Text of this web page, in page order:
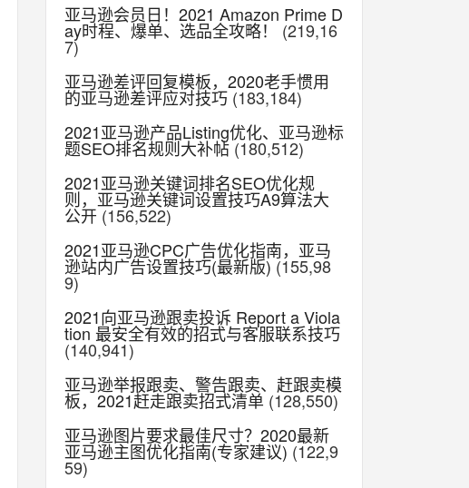
亚马逊会员日！2021 Amazon Prime D
ay时程、爆单、选品全攻略！ (219,16
7)
亚马逊差评回复模板，2020老手惯用
的亚马逊差评应对技巧 (183,184)
2021亚马逊产品Listing优化、亚马逊标
题SEO排名规则大补帖(180,512)
2021亚马逊关键词排名SEO优化规
则，亚马逊关键词设置技巧A9算法大
公开 (156,522)
2021亚马逊CPC广告优化指南，亚马
逊站内广告设置技巧(最新版) (155,98
9)
2021向亚马逊跟卖投诉 Report a Viola
tion 最安全有效的招式与客服联系技巧
(140,941)
亚马逊举报跟卖、警告跟卖、赶跟卖模
板，2021赶走跟卖招式清单 (128,550)
亚马逊图片要求最佳尺寸？2020最新
亚马逊主图优化指南(专家建议) (122,9
59)